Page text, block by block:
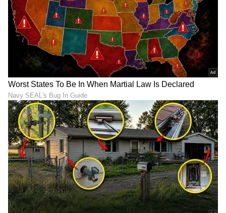
ನಿಮ್ಮ ಪೋಷಕರ ಆಶೀರ್ವಾದವು ನಿಮ್ಮ ಆತ್ಮವಿಶ್ವಾಸವನ್ನು
ಹೆಚ್ಚಿಸುತ್ತದೆ.
ಧನು ರಾಶಿ:
ಇಂದು, ನಿಮ್ಮ ಪ್ರಭಾವ ಮತ್ತು ಗೌರವ ಹೆಚ್ಚುತ್ತಿದೆ. ಆದಾಗ್ಯೂ,
ಇತರರ ವ್ಯವಹಾರಗಳಲ್ಲಿ ಅನಗತ್ಯ ಹಸ್ತಕ್ಷೇಪವನ್ನು
ತಪ್ಪಿಸುವುದು ಬುದ್ಧಿವಂತವಾಗಿದೆ. ನಿಮ್ಮ ಸಂಗಾತಿಯೊಂದಿಗೆ
ಸಮನ್ವಯವನ್ನು ಕಾಪಾಡಿಕೊಳ್ಳುವುದು ಅತ್ಯಗತ್ಯ.ಹಳೆಯ
ಕೌಟುಂಬಿಕ ಸಮಸ್ಯೆ ಮತ್ತೆ ಉದ್ಭವಿಸಬಹುದು, ಆದರೆ
ಹಿರಿಯರ ಸಹಾಯದಿಂದ ಅದು ಬಗೆಹರಿಯುತ್ತದೆ. ಬಹಳ
ಸಮಯದ ನಂತರ ಹಳೆಯ ಸ್ನೇಹಿತನನ್ನು ಭೇಟಿಯಾಗುವುದು
ನಿಮ್ಮ ದಿನವನ್ನು ವಿಶೇಷವಾಗಿಸಬಹುದು.